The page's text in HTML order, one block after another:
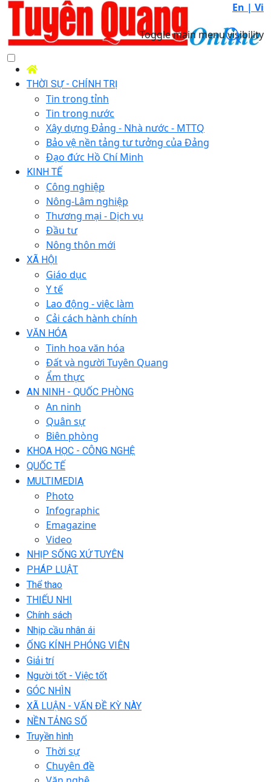
En | Vi
Toggle main menu visibility
THỜI SỰ - CHÍNH TRỊ
Tin trong tỉnh
Tin trong nước
Xây dựng Đảng - Nhà nước - MTTQ
Bảo vệ nền tảng tư tưởng của Đảng
Đạo đức Hồ Chí Minh
KINH TẾ
Công nghiệp
Nông-Lâm nghiệp
Thương mại - Dịch vụ
Đầu tư
Nông thôn mới
XÃ HỘI
Giáo dục
Y tế
Lao động - việc làm
Cải cách hành chính
VĂN HÓA
Tinh hoa văn hóa
Đất và người Tuyên Quang
Ẩm thực
AN NINH - QUỐC PHÒNG
An ninh
Quân sự
Biên phòng
KHOA HỌC - CÔNG NGHỆ
QUỐC TẾ
MULTIMEDIA
Photo
Infographic
Emagazine
Video
NHỊP SỐNG XỨ TUYÊN
PHÁP LUẬT
Thể thao
THIẾU NHI
Chính sách
Nhịp cầu nhân ái
ỐNG KÍNH PHÓNG VIÊN
Giải trí
Người tốt - Việc tốt
GÓC NHÌN
XÃ LUẬN - VẤN ĐỀ KỲ NÀY
NỀN TẢNG SỐ
Truyền hình
Thời sự
Chuyên đề